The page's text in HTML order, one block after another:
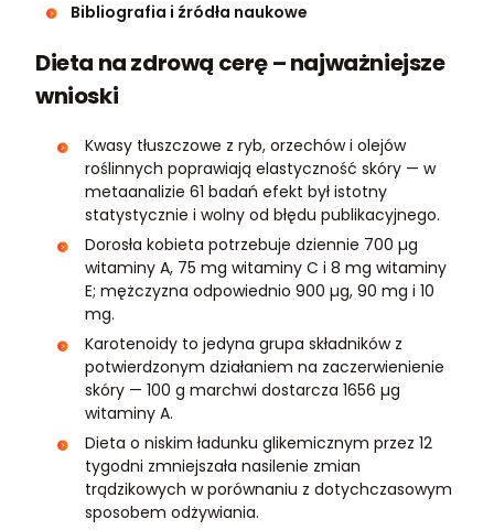
Bibliografia i źródła naukowe
Dieta na zdrową cerę – najważniejsze
wnioski
Kwasy tłuszczowe z ryb, orzechów i olejów
roślinnych poprawiają elastyczność skóry — w
metaanalizie 61 badań efekt był istotny
statystycznie i wolny od błędu publikacyjnego.
Dorosła kobieta potrzebuje dziennie 700 µg
witaminy A, 75 mg witaminy C i 8 mg witaminy
E; mężczyzna odpowiednio 900 µg, 90 mg i 10
mg.
Karotenoidy to jedyna grupa składników z
potwierdzonym działaniem na zaczerwienienie
skóry — 100 g marchwi dostarcza 1656 µg
witaminy A.
Dieta o niskim ładunku glikemicznym przez 12
tygodni zmniejszała nasilenie zmian
trądzikowych w porównaniu z dotychczasowym
sposobem odżywiania.